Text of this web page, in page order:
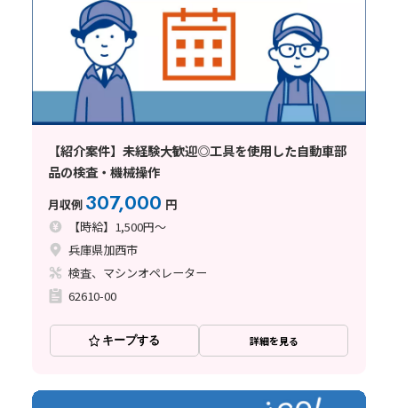
【紹介案件】未経験大歓迎◎工具を使用した自動車部
品の検査・機械操作
月収例 307,000 円
【時給】1,500円～
兵庫県加西市
検査、マシンオペレーター
62610-00
キープする 詳細を見る